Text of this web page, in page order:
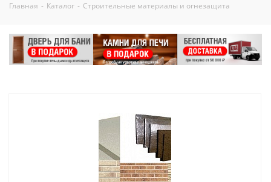
Главная - Каталог - Строительные материалы и огнезащита